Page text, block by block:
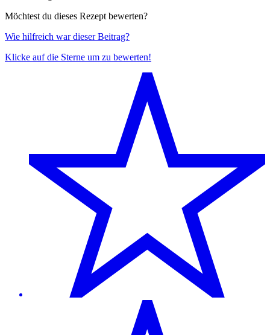
Möchtest du dieses Rezept bewerten?
Wie hilfreich war dieser Beitrag?
Klicke auf die Sterne um zu bewerten!